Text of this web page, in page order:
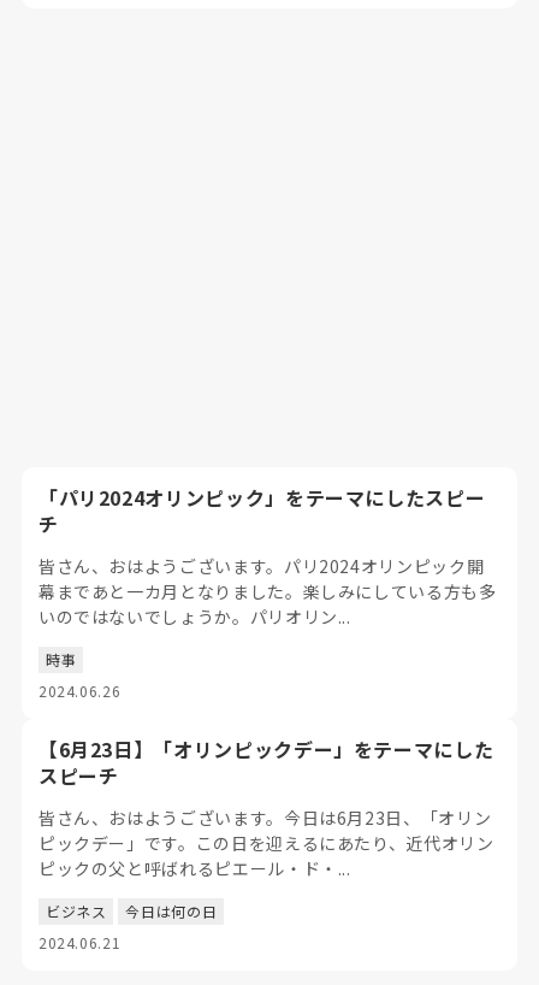
「パリ2024オリンピック」をテーマにしたスピー
チ
皆さん、おはようございます。パリ2024オリンピック開
幕まであと一カ月となりました。楽しみにしている方も多
いのではないでしょうか。パリオリン...
時事
2024.06.26
【6月23日】「オリンピックデー」をテーマにした
スピーチ
皆さん、おはようございます。今日は6月23日、「オリン
ピックデー」です。この日を迎えるにあたり、近代オリン
ピックの父と呼ばれるピエール・ド・...
ビジネス
今日は何の日
2024.06.21